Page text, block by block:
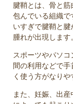
腱鞘とは、骨と
包んでいる組織で
いすぎで腱鞘と
腫れが出現します
スポーツやパソ
間の利用などで手
く使う方がなりや
また、妊娠、出